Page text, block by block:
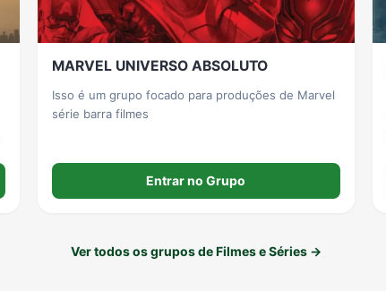
MARVEL UNIVERSO ABSOLUTO
Isso é um grupo focado para produções de Marvel
série barra filmes
Entrar no Grupo
Ver todos os grupos de Filmes e Séries →